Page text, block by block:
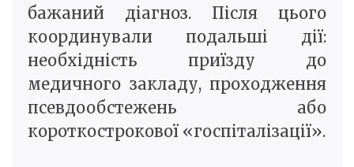
бажаний діагноз. Після цього
координували подальші дії:
необхідність приїзду до
медичного закладу, проходження
псевдообстежень або
короткострокової «госпіталізації».